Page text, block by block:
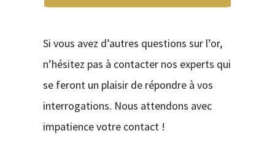
Si vous avez d’autres questions sur l’or,
n’hésitez pas à contacter nos experts qui
se feront un plaisir de répondre à vos
interrogations. Nous attendons avec
impatience votre contact !